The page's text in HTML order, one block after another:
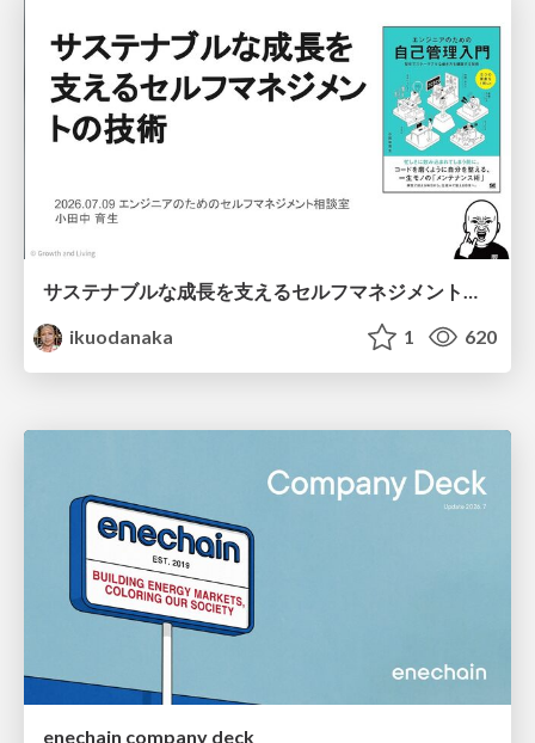
サステナブルな成長を支えるセルフマネジメントの技術/Self Management skill for growth
ikuodanaka
1 620
enechain company deck